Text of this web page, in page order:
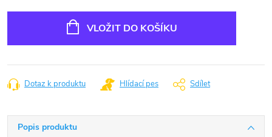
VLOŽIT DO KOŠÍKU
Dotaz k produktu Hlídací pes Sdílet
Popis produktu